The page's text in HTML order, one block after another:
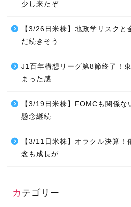
少し来たぞ
【3/26日米株】地政学リスクと
だ続きそう
J1百年構想リーグ第8節終了！
まった感
【3/19日米株】FOMCも関係な
懸念継続
【3/11日米株】オラクル決算！
念も成長が
カテゴリー